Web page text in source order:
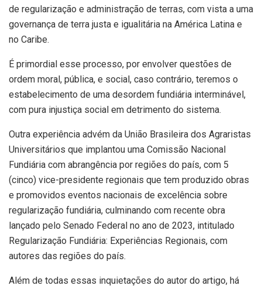
de regularização e administração de terras, com vista a uma
governança de terra justa e igualitária na América Latina e
no Caribe.
É primordial esse processo, por envolver questões de
ordem moral, pública, e social, caso contrário, teremos o
estabelecimento de uma desordem fundiária interminável,
com pura injustiça social em detrimento do sistema.
Outra experiência advém da União Brasileira dos Agraristas
Universitários que implantou uma Comissão Nacional
Fundiária com abrangência por regiões do país, com 5
(cinco) vice-presidente regionais que tem produzido obras
e promovidos eventos nacionais de excelência sobre
regularização fundiária, culminando com recente obra
lançado pelo Senado Federal no ano de 2023, intitulado
Regularização Fundiária: Experiências Regionais, com
autores das regiões do país.
Além de todas essas inquietações do autor do artigo, há